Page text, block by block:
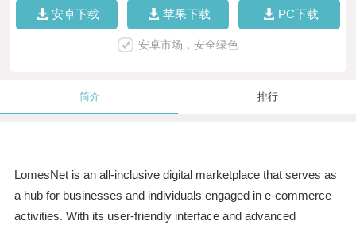
安卓下载 苹果下载 PC下载
安卓市场，安全绿色
简介 排行
LomesNet is an all-inclusive digital marketplace that serves as
a hub for businesses and individuals engaged in e-commerce
activities. With its user-friendly interface and advanced